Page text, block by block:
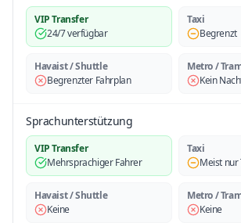
VIP Transfer
24/7 verfügbar
Taxi
Begrenzt
Havaist / Shuttle
Begrenzter Fahrplan
Metro /
Kein
Sprachunterstützung
VIP Transfer
Mehrsprachiger Fahrer
Taxi
Meist nur
Havaist / Shuttle
Keine
Metro /
Keine